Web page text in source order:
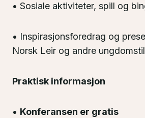
• Sosiale aktiviteter, spill og
• Inspirasjonsforedrag og
Norsk Leir og andre
Praktisk informasjon
• Konferansen er gratis